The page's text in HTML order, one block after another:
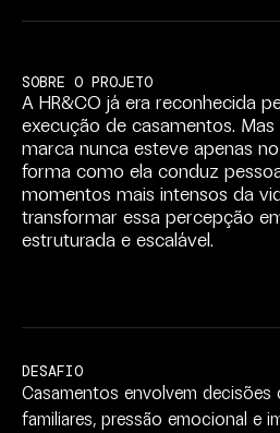
SOBRE O PROJETO
A HR&CO já era reconhecida
execução de casamentos. Mas
marca nunca esteve apenas no
forma como ela conduz
momentos mais intensos da
transformar essa percepção
estruturada e escalável.
DESAFIO
Casamentos envolvem decisões
familiares, pressão emocional e